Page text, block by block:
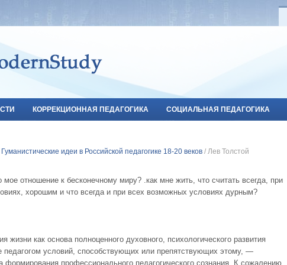
КОРРЕКЦИОННАЯ ПЕДАГОГИКА СОЦИАЛЬНАЯ ПЕДАГОГИКА
Гуманистические идеи в Российской педагогике 18-20 веков / Лев Толстой
мое отношение к бесконечному миру? .как мне жить, что считать всегда, при
хорошим и что всегда и при всех возможных условиях дурным?
жизни как основа полноценного духовного, психологического развития
педагогом условий, способствующих или препятствующих этому, —
формирования профессионального педагогического сознания. К сожалению,